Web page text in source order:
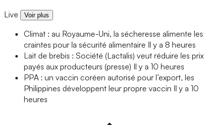
Live Voir plus
Climat : au Royaume-Uni, la sécheresse alimente les
craintes pour la sécurité alimentaire Il y a 8 heures
Lait de brebis : Société (Lactalis) veut réduire les prix
payés aux producteurs (presse) Il y a 10 heures
PPA : un vaccin coréen autorisé pour l’export, les
Philippines développent leur propre vaccin Il y a 10
heures